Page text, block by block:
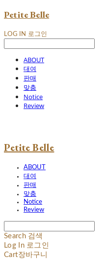
Petite Belle
LOG IN 로그인
ABOUT
대여
판매
맞춤
Notice
Review
Petite Belle
ABOUT
대여
판매
맞춤
Notice
Review
Search 검색
Log In 로그인
Cart장바구니